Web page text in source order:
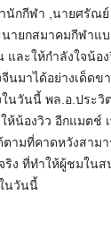
นักกีฬา ,นายศรัณ
ายกสมาคมกีฬา
และให้กำลังใจน้
มาได้อย่างเด็ดข
นวันนี้ พล.อ.ประ
ห้น้องวิว อีกแมต
ามที่คาดหวังสาม
ริง ที่ทำให้ผู้ชมใ
นวันนี้